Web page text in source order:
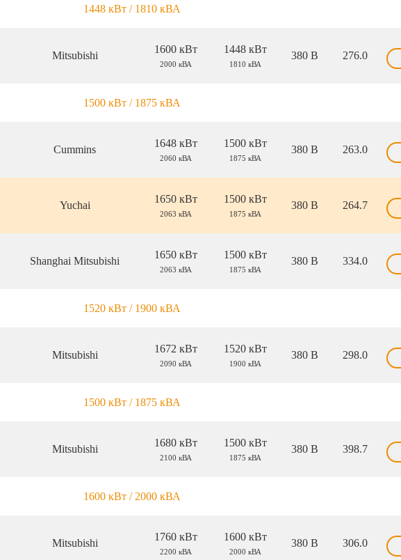
1448 кВт / 1810 кВА
Mitsubishi
1600 кВт
2000 кВА
1448 кВт
1810 кВА
380 В 276.0
1500 кВт / 1875 кВА
Cummins
1648 кВт
2060 кВА
1500 кВт
1875 кВА
380 В 263.0
Yuchai
1650 кВт
2063 кВА
1500 кВт
1875 кВА
380 В 264.7
Shanghai Mitsubishi
1650 кВт
2063 кВА
1500 кВт
1875 кВА
380 В 334.0
1520 кВт / 1900 кВА
Mitsubishi
1672 кВт
2090 кВА
1520 кВт
1900 кВА
380 В 298.0
1500 кВт / 1875 кВА
Mitsubishi
1680 кВт
2100 кВА
1500 кВт
1875 кВА
380 В 398.7
1600 кВт / 2000 кВА
Mitsubishi
1760 кВт
2200 кВА
1600 кВт
2000 кВА
380 В 306.0